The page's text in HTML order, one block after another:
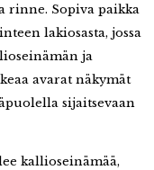
rinne. Sopiva paikka
lakiosasta, jossa
ja
avarat näkymät
sijaitsevaan
kallioseinämää,